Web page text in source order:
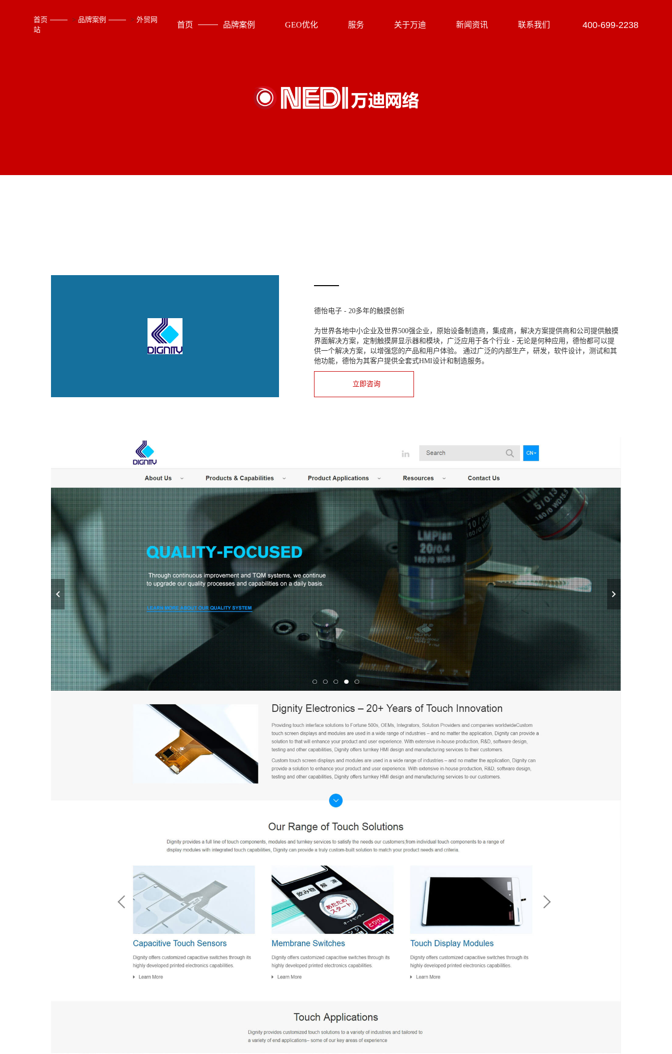
首页 > 品牌案例 >外贸网
站
首页 品牌案例 GEO优化 服务 关于万迪 新闻资讯 联系我们 400-699-2238
德怡电子 - 20多年的触摸创新
为世界各地中小企业及世界500强企业，原始设备制造商，集成商，解决方案提供商和公司提供触摸
界面解决方案，定制触摸屏显示器和模块，广泛应用于各个行业 - 无论是何种应用，德怡都可以提
供一个解决方案，以增强您的产品和用户体验。 通过广泛的内部生产，研发，软件设计，测试和其
他功能，德怡为其客户提供全套式HMI设计和制造服务。
立即咨询